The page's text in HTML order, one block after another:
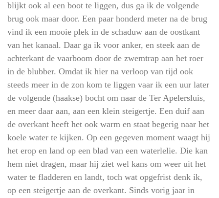
blijkt ook al een boot te liggen, dus ga ik de volgende
brug ook maar door. Een paar honderd meter na de brug
vind ik een mooie plek in de schaduw aan de oostkant
van het kanaal. Daar ga ik voor anker, en steek aan de
achterkant de vaarboom door de zwemtrap aan het roer
in de blubber. Omdat ik hier na verloop van tijd ook
steeds meer in de zon kom te liggen vaar ik een uur later
de volgende (haakse) bocht om naar de Ter Apelersluis,
en meer daar aan, aan een klein steigertje. Een duif aan
de overkant heeft het ook warm en staat begerig naar het
koele water te kijken. Op een gegeven moment waagt hij
het erop en land op een blad van een waterlelie. Die kan
hem niet dragen, maar hij ziet wel kans om weer uit het
water te fladderen en landt, toch wat opgefrist denk ik,
op een steigertje aan de overkant. Sinds vorig jaar in